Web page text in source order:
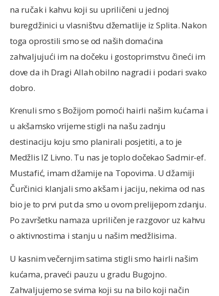
na ručak i kahvu koji su upriličeni u jednoj
buregdžinici u vlasništvu džematlije iz Splita. Nakon
toga oprostili smo se od naših domaćina
zahvaljujući im na dočeku i gostoprimstvu čineći im
dove da ih Dragi Allah obilno nagradi i podari svako
dobro.
Krenuli smo s Božijom pomoći hairli našim kućama i
u akšamsko vrijeme stigli na našu zadnju
destinaciju koju smo planirali posjetiti, a to je
Medžlis IZ Livno. Tu nas je toplo dočekao Sadmir-ef.
Mustafić, imam džamije na Topovima. U džamiji
Čurčinici klanjali smo akšam i jaciju, nekima od nas
bio je to prvi put da smo u ovom prelijepom zdanju.
Po završetku namaza upriličen je razgovor uz kahvu
o aktivnostima i stanju u našim medžlisima.
U kasnim večernjim satima stigli smo hairli našim
kućama, praveći pauzu u gradu Bugojno.
Zahvaljujemo se svima koji su na bilo koji način